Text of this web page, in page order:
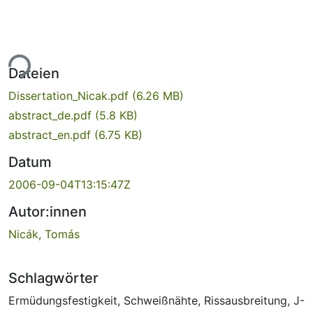
Dateien
Dissertation_Nicak.pdf (6.26 MB)
abstract_de.pdf (5.8 KB)
abstract_en.pdf (6.75 KB)
Datum
2006-09-04T13:15:47Z
Autor:innen
Nicák, Tomás
Schlagwörter
Ermüdungsfestigkeit, Schweißnähte, Rissausbreitung, J-